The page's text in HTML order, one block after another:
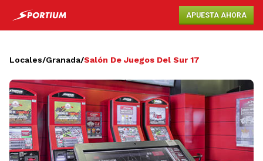
APUESTA AHORA
Locales/Granada/Salón De Juegos Del Sur 17